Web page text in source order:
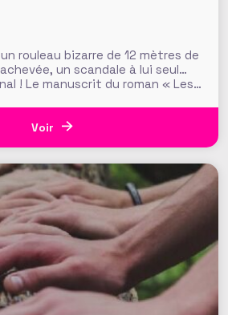
un rouleau bizarre de 12 mètres de
un scandale à lui seul…
! Le manuscrit du roman « Les
1785 lors de son incarcération à
Voir